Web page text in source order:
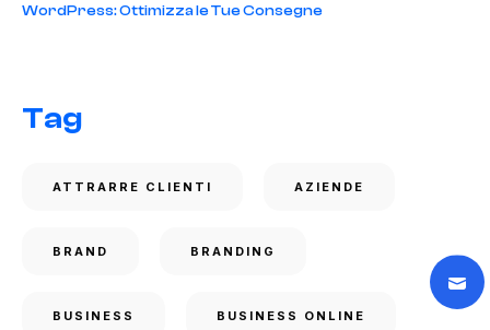
WordPress: Ottimizza le Tue Consegne
Tag
ATTRARRE CLIENTI AZIENDE
BRAND BRANDING
BUSINESS BUSINESS ONLINE